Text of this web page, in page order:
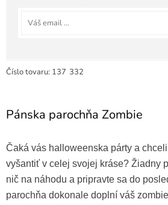
Číslo tovaru: 137 332
Pánska parochňa Zombie
Čaká vás halloweenska párty a
vyšantiť v celej svojej kráse? Žiadny
nič na náhodu a pripravte sa do
parochňa dokonale doplní váš